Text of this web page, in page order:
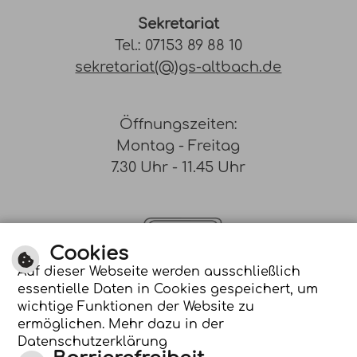
Sekretariat
Tel.: 07153 89 88 10
sekretariat(@)gs-altbach.de
Öffnungszeiten:
Montag - Freitag
7.30 Uhr - 11.45 Uhr
Optimiert für
mobile Endgeräte
Cookies
Auf dieser Webseite werden ausschließlich
essentielle Daten in Cookies gespeichert, um
wichtige Funktionen der Website zu
ermöglichen. Mehr dazu in der
Datenschutzerklärung